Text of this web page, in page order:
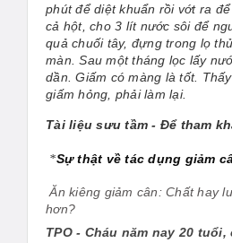
phút để diệt khuẩn rồi vớt ra
cả hột, cho 3 lít nước sôi để
quả chuối tây, đựng trong lọ
màn. Sau một tháng lọc lấy
dần. Giấm có màng là tốt.
giấm hỏng, phải làm lại.
Tài liệu sưu tầm - Để tham
*Sự thật về tác dụng giảm
Ăn kiêng giảm cân: Chất hay
hơn?
TPO - Cháu năm nay 20 tuổi,